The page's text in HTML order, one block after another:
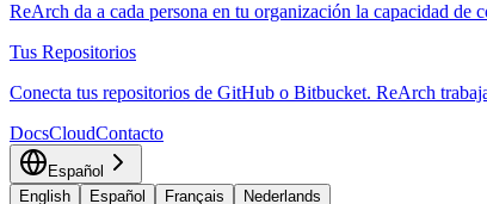
ReArch da a cada persona en tu organización la capacidad
Tus Repositorios
Conecta tus repositorios de GitHub o Bitbucket. ReArch
DocsCloudContacto
Español
English
Español Français Nederlands